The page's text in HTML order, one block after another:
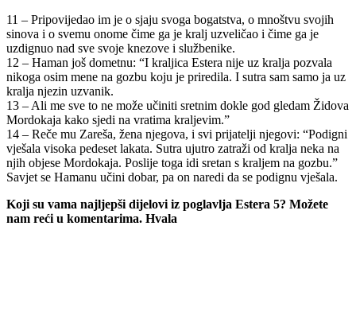
11 – Pripovijedao im je o sjaju svoga bogatstva, o mnoštvu svojih
sinova i o svemu onome čime ga je kralj uzveličao i čime ga je
uzdignuo nad sve svoje knezove i službenike.
12 – Haman još dometnu: “I kraljica Estera nije uz kralja pozvala
nikoga osim mene na gozbu koju je priredila. I sutra sam samo ja uz
kralja njezin uzvanik.
13 – Ali me sve to ne može učiniti sretnim dokle god gledam Židova
Mordokaja kako sjedi na vratima kraljevim.”
14 – Reče mu Zareša, žena njegova, i svi prijatelji njegovi: “Podigni
vješala visoka pedeset lakata. Sutra ujutro zatraži od kralja neka na
njih objese Mordokaja. Poslije toga idi sretan s kraljem na gozbu.”
Savjet se Hamanu učini dobar, pa on naredi da se podignu vješala.
Koji su vama najljepši dijelovi iz poglavlja Estera 5? Možete
nam reći u komentarima. Hvala